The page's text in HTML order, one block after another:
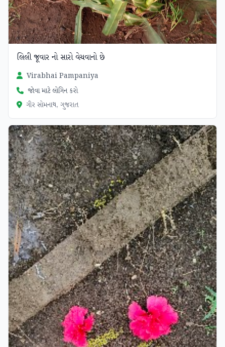
લિલી જૂવાર નો સારો વેચવાનો છે
Virabhai Pampaniya
જોવા માટે લોગિન કરો
ગીર સોમનાથ, ગુજરાત